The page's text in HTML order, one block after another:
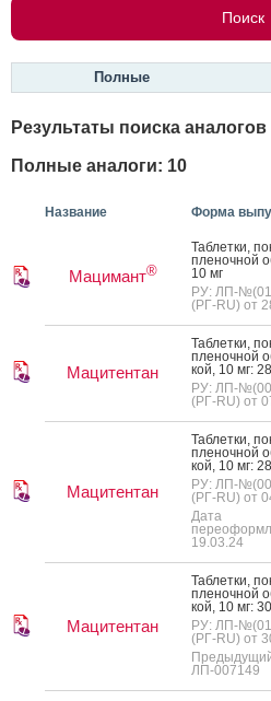
Полные
Результаты поиска аналогов
Полные аналоги: 10
Название Форма
Мацимант®
Таб­летки,
пле­ноч­ной
10 мг
РУ: ЛП-
(РГ-RU) от
Мацитентан
Таб­летки,
пле­ноч­ной
кой, 10 мг:
РУ: ЛП-
(РГ-RU) от
Мацитентан
Таб­летки,
пле­ноч­ной
кой, 10 мг:
РУ: ЛП-
(РГ-RU) от
Дата
19.03.24
Мацитентан
Таб­летки,
пле­ноч­ной
кой, 10 мг:
РУ: ЛП-
(РГ-RU) от
ЛП-007149